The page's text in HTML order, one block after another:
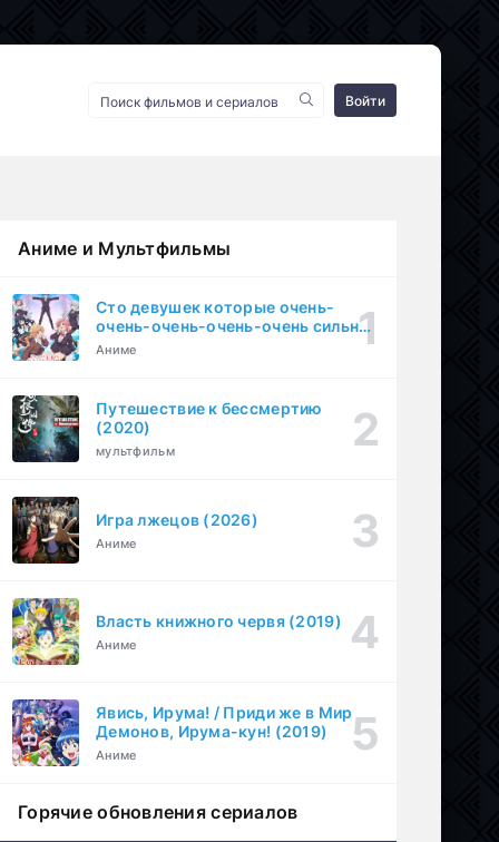
Войти
Аниме и Мультфильмы
Сто девушек которые очень-
очень-очень-очень-очень сильно
тебя любят (2023)
Аниме
Путешествие к бессмертию
(2020)
мультфильм
Игра лжецов (2026)
Аниме
Власть книжного червя (2019)
Аниме
Явись, Ирума! / Приди же в Мир
Демонов, Ирума-кун! (2019)
Аниме
Горячие обновления сериалов